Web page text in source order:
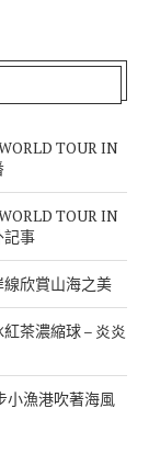
TOUR IN
TOUR IN
記事
線欣賞山海之美
茶濃縮球 – 炎炎
小漁港吹著海風